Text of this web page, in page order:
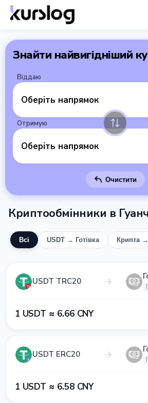
Знайти найвигідніший
Віддаю
Оберіть напрямок
Отримую
Оберіть напрямок
Очистити
Криптообмінники в
Всі USDT → Готівка Крипта →
USDT TRC20
1​ USDT ≈ 6​.6​6​ CNY
USDT ERC20
1​ USDT ≈ 6​.5​8​ CNY